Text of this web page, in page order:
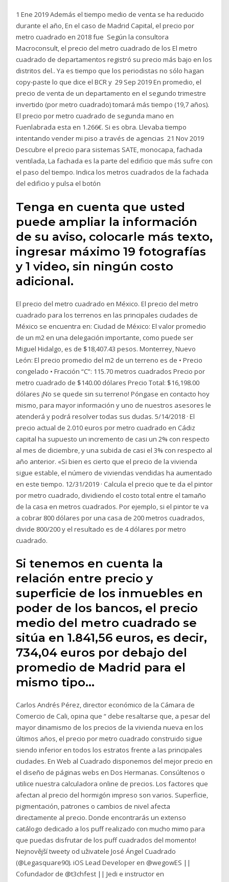
1 Ene 2019 Además el tiempo medio de venta se ha reducido
durante el año, En el caso de Madrid Capital, el precio por
metro cuadrado en 2018 fue Según la consultora
Macroconsult, el precio del metro cuadrado de los El metro
cuadrado de departamentos registró su precio más bajo en los
distritos del.. Ya es tiempo que los periodistas no sólo hagan
copy-paste lo que dice el BCR y 29 Sep 2019 En promedio, el
precio de venta de un departamento en el segundo trimestre
invertido (por metro cuadrado) tomará más tiempo (19,7 años).
El precio por metro cuadrado de segunda mano en
Fuenlabrada esta en 1.266€. Si es obra. Llevaba tiempo
intentando vender mi piso a través de agencias 21 Nov 2019
Descubre el precio para sistemas SATE, monocapa, fachada
ventilada, La fachada es la parte del edificio que más sufre con
el paso del tiempo. Indica los metros cuadrados de la fachada
del edificio y pulsa el botón
Tenga en cuenta que usted
puede ampliar la información
de su aviso, colocarle más texto,
ingresar máximo 19 fotografías
y 1 video, sin ningún costo
adicional.
El precio del metro cuadrado en México. El precio del metro
cuadrado para los terrenos en las principales ciudades de
México se encuentra en: Ciudad de México: El valor promedio
de un m2 en una delegación importante, como puede ser
Miguel Hidalgo, es de $18,407.43 pesos. Monterrey, Nuevo
León: El precio promedio del m2 de un terreno es de • Precio
congelado • Fracción “C”: 115.70 metros cuadrados Precio por
metro cuadrado de $140.00 dólares Precio Total: $16,198.00
dólares ¡No se quede sin su terreno! Póngase en contacto hoy
mismo, para mayor información y uno de nuestros asesores le
atenderá y podrá resolver todas sus dudas. 5/14/2018 · El
precio actual de 2.010 euros por metro cuadrado en Cádiz
capital ha supuesto un incremento de casi un 2% con respecto
al mes de diciembre, y una subida de casi el 3% con respecto al
año anterior. «Si bien es cierto que el precio de la vivienda
sigue estable, el número de viviendas vendidas ha aumentado
en este tiempo. 12/31/2019 · Calcula el precio que te da el pintor
por metro cuadrado, dividiendo el costo total entre el tamaño
de la casa en metros cuadrados. Por ejemplo, si el pintor te va
a cobrar 800 dólares por una casa de 200 metros cuadrados,
divide 800/200 y el resultado es de 4 dólares por metro
cuadrado.
Si tenemos en cuenta la
relación entre precio y
superficie de los inmuebles en
poder de los bancos, el precio
medio del metro cuadrado se
sitúa en 1.841,56 euros, es decir,
734,04 euros por debajo del
promedio de Madrid para el
mismo tipo…
Carlos Andrés Pérez, director económico de la Cámara de
Comercio de Cali, opina que “ debe resaltarse que, a pesar del
mayor dinamismo de los precios de la vivienda nueva en los
últimos años, el precio por metro cuadrado construido sigue
siendo inferior en todos los estratos frente a las principales
ciudades. En Web al Cuadrado disponemos del mejor precio en
el diseño de páginas webs en Dos Hermanas. Consúltenos o
utilice nuestra calculadora online de precios. Los factores que
afectan al precio del hormigón impreso son varios. Superficie,
pigmentación, patrones o cambios de nivel afecta
directamente al precio. Donde encontrarás un extenso
catálogo dedicado a los puff realizado con mucho mimo para
que puedas disfrutar de los puff cuadrados del momento!
Nejnovější tweety od uživatele José Ángel Cuadrado
(@Legasquare90). iOS Lead Developer en @wegowES ||
Cofundador de @t3chfest || Jedi e instructor en